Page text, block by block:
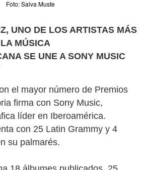
Foto: Salva Muste
UNO DE LOS ARTISTAS MÁS
MÚSICA
SE UNE A SONY MUSIC
el mayor número de Premios
firma con Sony Music,
líder en Iberoamérica.
con 25 Latin Grammy y 4
su palmarés.